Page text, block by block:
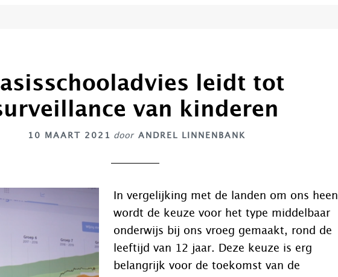
leidt tot
van kinderen
10 MAART 2021 door ANDREL LINNENBANK
In vergelijking met de landen om ons heen
wordt de keuze voor het type middelbaar
onderwijs bij ons vroeg gemaakt, rond de
leeftijd van 12 jaar. Deze keuze is erg
belangrijk voor de toekomst van de